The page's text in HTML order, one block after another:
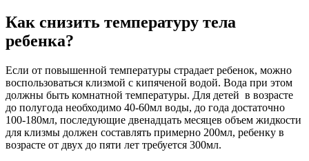
Как снизить температуру тела
ребенка?
Если от повышенной температуры страдает ребенок, можно
воспользоваться клизмой с кипяченой водой. Вода при этом
должны быть комнатной температуры. Для детей в возрасте
до полугода необходимо 40-60мл воды, до года достаточно
100-180мл, последующие двенадцать месяцев объем жидкости
для клизмы должен составлять примерно 200мл, ребенку в
возрасте от двух до пяти лет требуется 300мл.